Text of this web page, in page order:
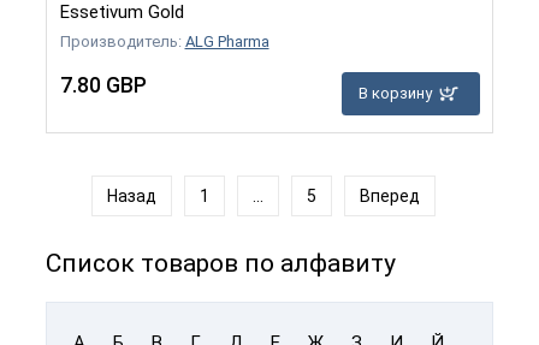
Essetivum Gold
Производитель: ALG Pharma
7.80 GBP В корзину
Назад 1 5 Вперед
Список товаров по алфавиту